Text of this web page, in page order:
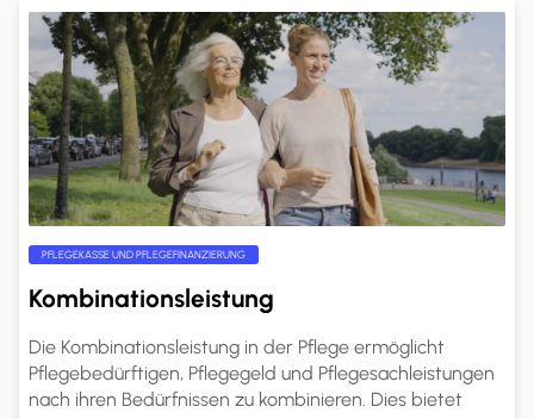
PFLEGEKASSE UND PFLEGEFINANZIERUNG
Kombinationsleistung
Die Kombinationsleistung in der Pflege ermöglicht
Pflegebedürftigen, Pflegegeld und Pflegesachleistungen
nach ihren Bedürfnissen zu kombinieren. Dies bietet